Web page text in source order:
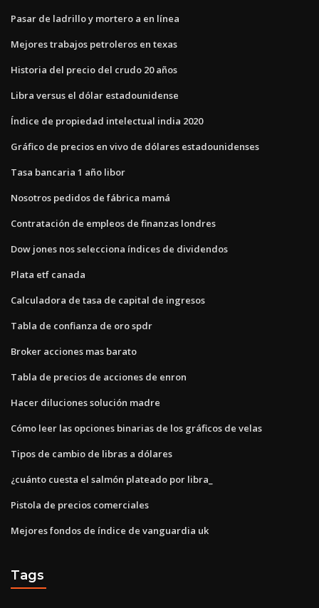
Pasar de ladrillo y mortero a en línea
Mejores trabajos petroleros en texas
Historia del precio del crudo 20 años
Libra versus el dólar estadounidense
Índice de propiedad intelectual india 2020
Gráfico de precios en vivo de dólares estadounidenses
Tasa bancaria 1 año libor
Nosotros pedidos de fábrica mamá
Contratación de empleos de finanzas londres
Dow jones nos selecciona índices de dividendos
Plata etf canada
Calculadora de tasa de capital de ingresos
Tabla de confianza de oro spdr
Broker acciones mas barato
Tabla de precios de acciones de enron
Hacer diluciones solución madre
Cómo leer las opciones binarias de los gráficos de velas
Tipos de cambio de libras a dólares
¿cuánto cuesta el salmón plateado por libra_
Pistola de precios comerciales
Mejores fondos de índice de vanguardia uk
Tags